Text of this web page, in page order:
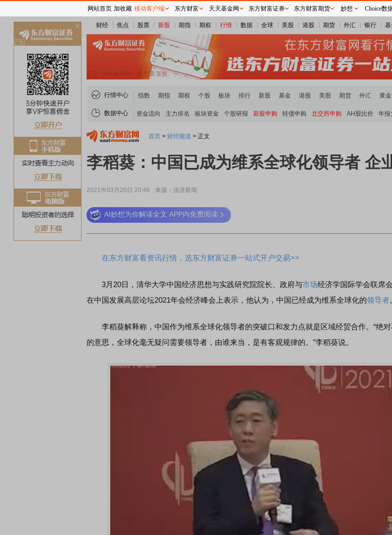
财经 焦点 股票 新股 期指 期权 行情 数据 全球 美股 港股 期货 外汇 银行
行情中心 指数 期指 期权 个股 板块 排行 新股 基金 港股 美股 期货 外汇 黄金
数据中心 资金流向 主力排名 板块资金 个股研报 新股申购 转债申购 北交所申购 AH股比价 年报
首页 > 财经频道 > 正文
李稻葵：中国已成为维系全球化领导者 企
2021年03月20日 20:46 来源：澎湃新闻
AI妙想为你解读全文 APP内免费阅读
在东方财富看资讯行情，选东方财富证券一站式开户交易>>
3月20日，清华大学中国经济思想与实践研究院院长、政府与市场经济学国际学会联席
在中国发展高层论坛2021年会经济峰会上表示，他认为，中国已经成为维系全球化的领导者
李稻葵解释称，中国作为维系全球化领导者的突破口和发力点就是区域经贸合作。“绝对
的意思，全球化毫无疑问需要领导者，由谁来当，是有客观规律的。”李稻葵说。
稀土板块领涨
网站首页 加收藏 移动客户端 东方财富 天天基金网 东方财富证券 东方财富期货 妙想 Choice数
关